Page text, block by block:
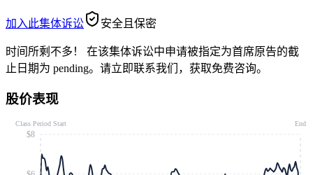
加入此集体诉讼 安全且保密
时间所剩不多！
在该集体诉讼中申请被指定为首席原告的截
止日期为 pending。请立即联系我们，获取免费咨询。
股价表现
$8
Class Period Start End